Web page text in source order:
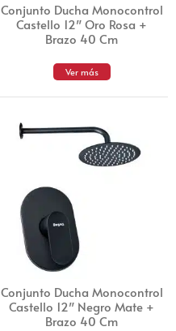
Conjunto Ducha Monocontrol
Castello 12″ Oro Rosa +
Brazo 40 Cm
Ver más
Conjunto Ducha Monocontrol
Castello 12″ Negro Mate +
Brazo 40 Cm